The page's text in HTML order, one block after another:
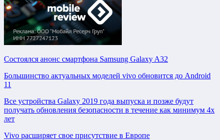
Состоялся анонс смартфона Samsung Galaxy A32
Большинство актуальных моделей vivo обновится до Android
11
Все устройства Galaxy 2019 года выпуска и позже будут
получать обновления безопасности в течение как минимум 4х
лет
Vivo расширяет свое присутствие в Европе